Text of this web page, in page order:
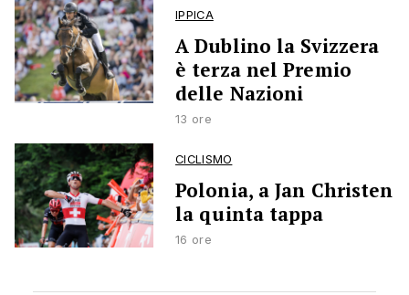
IPPICA
A Dublino la Svizzera
è terza nel Premio
delle Nazioni
13 ore
CICLISMO
Polonia, a Jan Christen
la quinta tappa
16 ore